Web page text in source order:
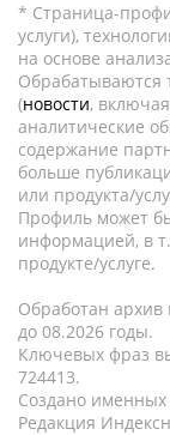
* Страница-
услуги),
на основе
Обрабатываются
(новости,
аналитические
содержание
больше
или продукта/
Профиль может
информацией, в
продукте/услуге.
Обработан архив
до 08.2026 годы.
Ключевых фраз
724413.
Создано именных
Редакция